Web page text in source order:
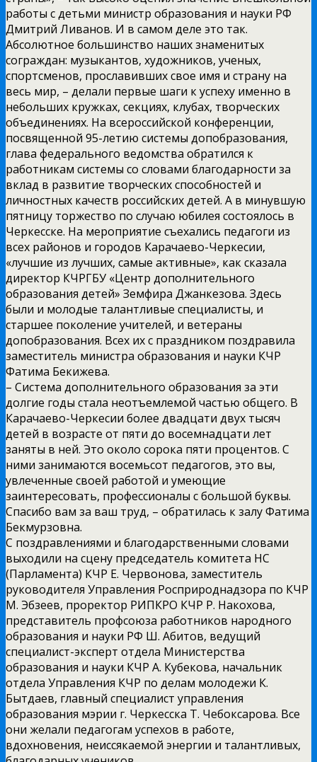
работы с детьми министр образования и науки РФ
Дмитрий Ливанов. И в самом деле это так.
Абсолютное большинство наших знаменитых
сограждан: музыкантов, художников, ученых,
спортсменов, прославивших свое имя и страну на
весь мир, – делали первые шаги к успеху именно в
небольших кружках, секциях, клубах, творческих
объединениях. На всероссийской конференции,
посвященной 95-летию системы допобразования,
глава федерального ведомства обратился к
работникам системы со словами благодарности за
вклад в развитие творческих способностей и
личностных качеств российских детей. А в минувшую
пятницу торжество по случаю юбилея состоялось в
Черкесске. На мероприятие съехались педагоги из
всех районов и городов Карачаево-Черкесии,
«лучшие из лучших, самые активные», как сказала
директор КЧРГБУ «Центр дополнительного
образования детей» Земфира Джанкезова. Здесь
были и молодые талантливые специалисты, и
старшее поколение учителей, и ветераны
допобразования. Всех их с праздником поздравила
заместитель министра образования и науки КЧР
Фатима Бекижева.
– Система дополнительного образования за эти
долгие годы стала неотъемлемой частью общего. В
Карачаево-Черкесии более двадцати двух тысяч
детей в возрасте от пяти до восемнадцати лет
заняты в ней. Это около сорока пяти процентов. С
ними занимаются восемьсот педагогов, это вы,
увлеченные своей работой и умеющие
заинтересовать, профессионалы с большой буквы.
Спасибо вам за ваш труд, – обратилась к залу Фатима
Бекмурзовна.
С поздравлениями и благодарственными словами
выходили на сцену председатель комитета НС
(Парламента) КЧР Е. Червонова, заместитель
руководителя Управления Росприроднадзора по КЧР
М. Эбзеев, проректор РИПКРО КЧР Р. Накохова,
представитель профсоюза работников народного
образования и науки РФ Ш. Абитов, ведущий
специалист-эксперт отдела Министерства
образования и науки КЧР А. Кубекова, начальник
отдела Управления КЧР по делам молодежи К.
Бытдаев, главный специалист управления
образования мэрии г. Черкесска Т. Чебоксарова. Все
они желали педагогам успехов в работе,
вдохновения, неиссякаемой энергии и талантливых,